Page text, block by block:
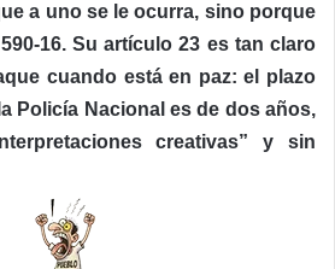
a uno se le ocurra, sino porque
16. Su artículo 23 es tan claro
cuando está en paz: el plazo
Policía Nacional es de dos años,
creativas” y sin